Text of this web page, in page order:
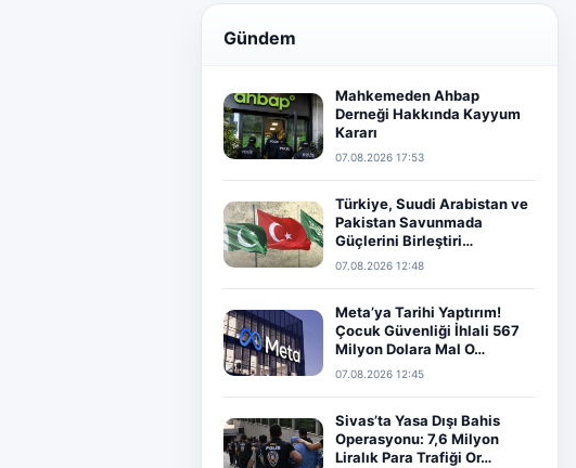
Gündem
Mahkemeden Ahbap
Derneği Hakkında Kayyum
Kararı
07.08.2026 17:53
Türkiye, Suudi Arabistan ve
Pakistan Savunmada
Güçlerini Birleştiri…
07.08.2026 12:48
Meta’ya Tarihi Yaptırım!
Çocuk Güvenliği İhlali 567
Milyon Dolara Mal O…
07.08.2026 12:45
Sivas’ta Yasa Dışı Bahis
Operasyonu: 7,6 Milyon
Liralık Para Trafiği Or…